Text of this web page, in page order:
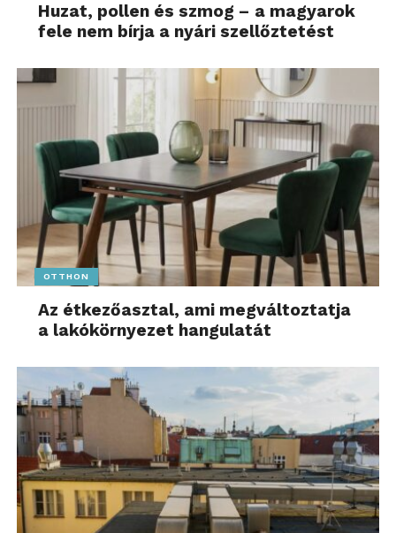
Huzat, pollen és szmog – a magyarok
fele nem bírja a nyári szellőztetést
OTTHON
Az étkezőasztal, ami megváltoztatja
a lakókörnyezet hangulatát